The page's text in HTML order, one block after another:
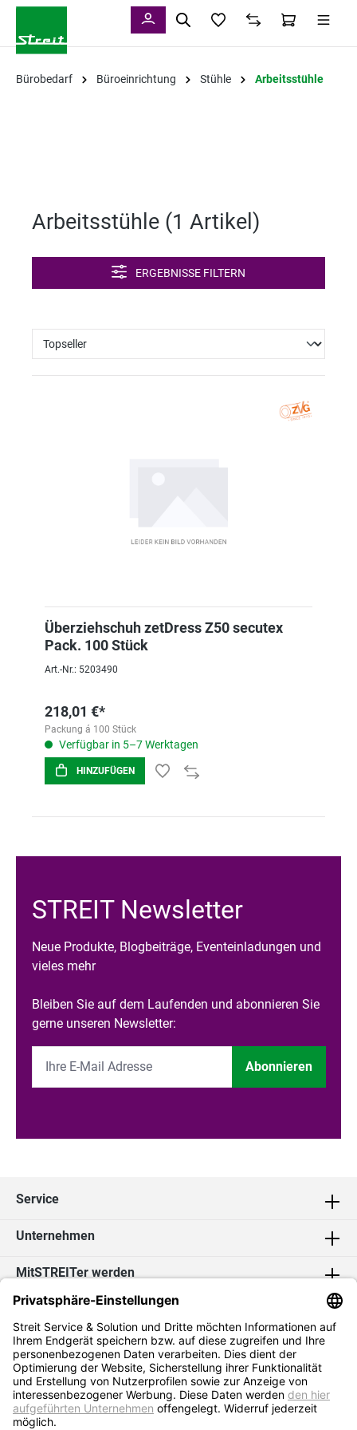
Bürobedarf Büroeinrichtung Stühle Arbeitsstühle
Arbeitsstühle (1 Artikel )
ERGEBNISSE FILTERN
Überziehschuh zetDress Z50 secutex
Pack. 100 Stück
Art.-Nr.: 5203490
218,01 €*
Packung á 100 Stück
Verfügbar in 5–7 Werktagen
HINZUFÜGEN
STREIT Newsletter
Neue Produkte, Blogbeiträge, Eventeinladungen und
vieles mehr
Bleiben Sie auf dem Laufenden und abonnieren Sie
gerne unseren Newsletter:
Abonnieren
Service
Unternehmen
MitSTREITer werden
Kontakt
Social Media